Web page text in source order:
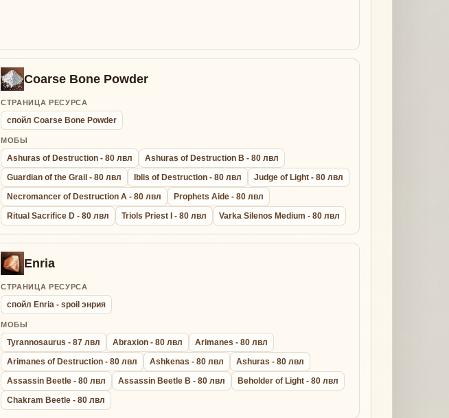
Coarse Bone Powder
СТРАНИЦА РЕСУРСА
спойл Coarse Bone Powder
МОБЫ
Ashuras of Destruction - 80 лвл
Ashuras of Destruction B - 80 лвл
Guardian of the Grail - 80 лвл
Iblis of Destruction - 80 лвл
Judge of Light - 80 лвл
Necromancer of Destruction A - 80 лвл
Prophets Aide - 80 лвл
Ritual Sacrifice D - 80 лвл
Triols Priest I - 80 лвл Varka Silenos Medium - 80 лвл
Enria
СТРАНИЦА РЕСУРСА
спойл Enria - spoil энрия
МОБЫ
Tyrannosaurus - 87 лвл Abraxion - 80 лвл
Arimanes - 80 лвл
Arimanes of Destruction - 80 лвл
Ashkenas - 80 лвл
Ashuras - 80 лвл
Assassin Beetle - 80 лвл
Assassin Beetle B - 80 лвл
Beholder of Light - 80 лвл
Chakram Beetle - 80 лвл